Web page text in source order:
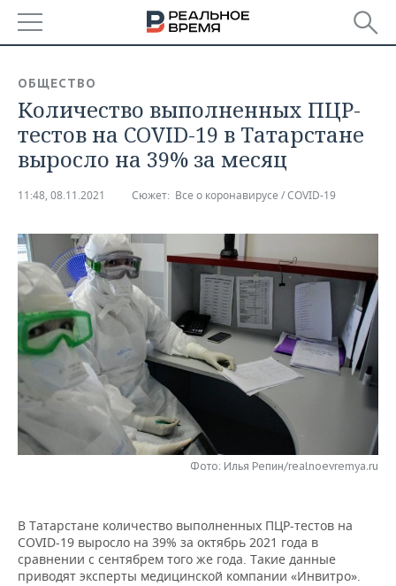
БАШКОРТОСТАН
ТАТАРСТАН
НОВОСТИ
АНАЛИТИКА
КОРОЛИ ГОСЗАКАЗА ПФО
ВУЗЫ ТАТАРСТАНА
КОМУ ПРИНАДЛЕЖАТ
ТОРГОВЫЕ ЦЕНТРЫ
ТАТАРСТАНА
ФИНАНСЫ
БАНКИ
БЮДЖЕТ
ИНВЕСТИЦИИ
НОВОСТИ
ПРОМЫШЛЕННОСТИ
АГРОПРОМ
МАШИНОСТРОЕНИЕ
НЕФТЕХИМИЯ
НЕФТЬ
ЭНЕРГЕТИКА
НЕДВИЖИМОСТЬ
НОВОСТИ НЕДВИЖИМОСТИ
АВТО
НОВОСТИ АВТО
БИЗНЕС
НОВОСТИ БИЗНЕСА
РОЗНИЧНАЯ ТОРГОВЛЯ
ТЕХНОЛОГИИ
НОВОСТИ ТЕХНОЛОГИЙ
ТЕЛЕКОММУНИКАЦИИ
МЕРОПРИЯТИЯ
НОВОСТИ МЕРОПРИЯТИЙ
БИЗНЕС-БРАНЧИ
ФУТБОЛ
НОВОСТИ ОБЩЕСТВА
ФОТОГАЛЕРЕЯ
ОБЩЕСТВО
Количество выполненных ПЦР-
тестов на COVID-19 в Татарстане
выросло на 39% за месяц
11:48, 08.11.2021 Сюжет: Все о коронавирусе / COVID-19
Фото: Илья Репин/realnoevremya.ru
В Татарстане количество выполненных ПЦР-тестов на
COVID-19 выросло на 39% за октябрь 2021 года в
сравнении с сентябрем того же года. Такие данные
приводят эксперты медицинской компании «Инвитро».